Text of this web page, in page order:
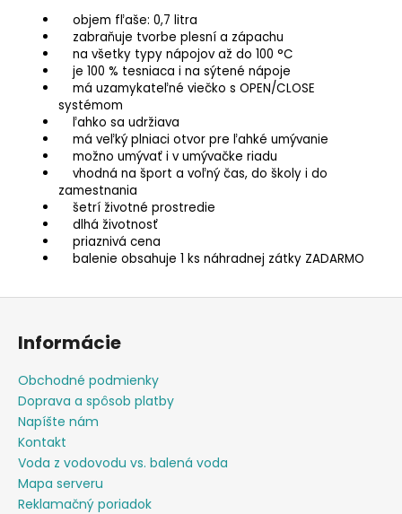
objem fľaše: 0,7 litra
zabraňuje tvorbe plesní a zápachu
na všetky typy nápojov až do 100 °C
je 100 % tesniaca i na sýtené nápoje
má uzamykateľné viečko s OPEN/CLOSE
systémom
ľahko sa udržiava
má veľký plniaci otvor pre ľahké umývanie
možno umývať i v umývačke riadu
vhodná na šport a voľný čas, do školy i do
zamestnania
šetrí životné prostredie
dlhá životnosť
priaznivá cena
balenie obsahuje 1 ks náhradnej zátky ZADARMO
Z
Informácie
Obchodné podmienky
Doprava a spôsob platby
Napíšte nám
Kontakt
Voda z vodovodu vs. balená voda
Mapa serveru
Reklamačný poriadok